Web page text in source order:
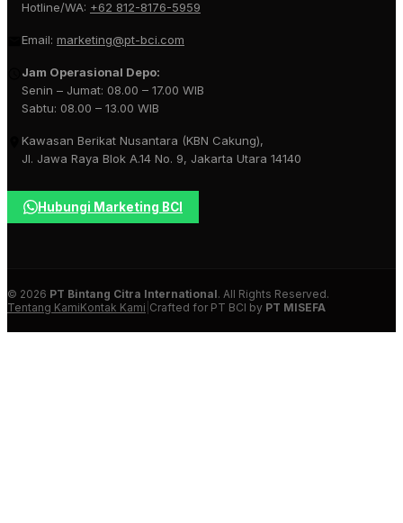
Hotline/WA: +62 812-8176-5959
Email: marketing@pt-bci.com
Jam Operasional Depo:
Senin – Jumat: 08.00 – 17.00 WIB
Sabtu: 08.00 – 13.00 WIB
Kawasan Berikat Nusantara (KBN Cakung),
Jl. Jawa Raya Blok A.14 No. 9, Jakarta Utara 14140
Hubungi Marketing BCI
© 2026 PT Bintang Citra International. All Rights Reserved.
Tentang KamiKontak Kami Crafted for PT BCI by PT MISEFA